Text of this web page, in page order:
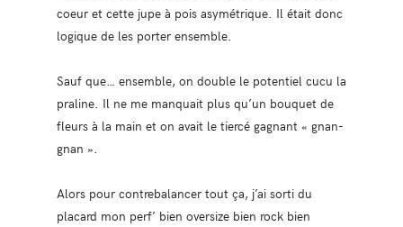
coeur et cette jupe à pois asymétrique. Il était donc
logique de les porter ensemble.
Sauf que… ensemble, on double le potentiel cucu la
praline. Il ne me manquait plus qu’un bouquet de
fleurs à la main et on avait le tiercé gagnant « gnan-
gnan ».
Alors pour contrebalancer tout ça, j’ai sorti du
placard mon perf’ bien oversize bien rock bien